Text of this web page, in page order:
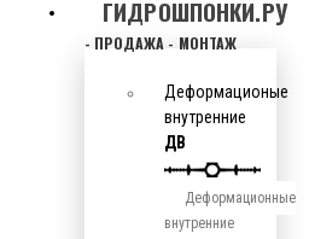
ГИДРОШПОНКИ.РУ
- ПРОДАЖА - МОНТАЖ
Деформационые
внутренние
ДВ
Деформационные
внутренние